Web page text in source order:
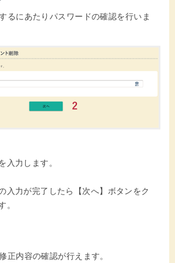
るにあたりパスワードの確認を行いま
入力します。
入力が完了したら【次へ】ボタンをク
。
正内容の確認が行えます。